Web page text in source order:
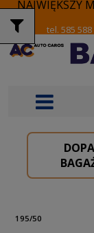
NAJWIĘKSZY
tel. 585 588
195/50